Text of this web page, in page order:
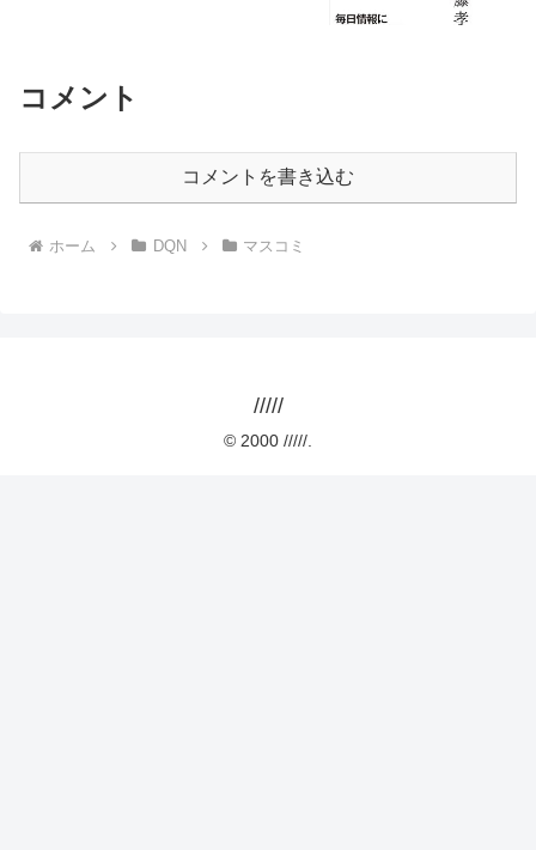
コメント
コメントを書き込む
ホーム DQN マスコミ
/////
© 2000 /////.